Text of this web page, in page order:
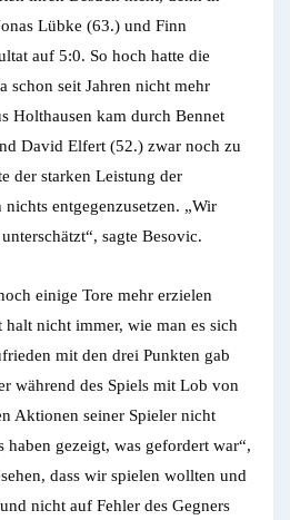
Lübke (63.) und Finn
auf 5:0. So hoch hatte die
schon seit Jahren nicht mehr
Holthausen kam durch Bennet
David Elfert (52.) zwar noch zu
der starken Leistung der
entgegenzusetzen. „Wir
sagte Besovic.
einige Tore mehr erzielen
halt nicht immer, wie man es sich
mit den drei Punkten gab
während des Spiels mit Lob von
Aktionen seiner Spieler nicht
haben gezeigt, was gefordert war“,
dass wir spielen wollten und
nicht auf Fehler des Gegners